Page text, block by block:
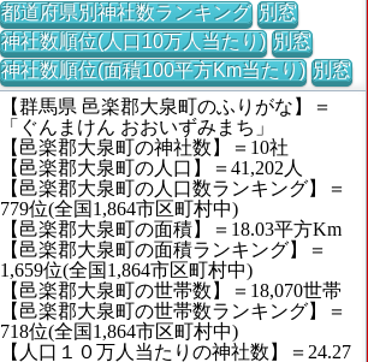
都道府県別神社数ランキング 別窓
神社数順位(人口10万人当たり) 別窓
神社数順位(面積100平方Km当たり) 別窓
【群馬県 邑楽郡大泉町のふりがな】＝
「ぐんまけん おおいずみまち」
【邑楽郡大泉町の神社数】＝10社
【邑楽郡大泉町の人口】＝41,202人
【邑楽郡大泉町の人口数ランキング】＝
779位(全国1,864市区町村中)
【邑楽郡大泉町の面積】＝18.03平方Km
【邑楽郡大泉町の面積ランキング】＝
1,659位(全国1,864市区町村中)
【邑楽郡大泉町の世帯数】＝18,070世帯
【邑楽郡大泉町の世帯数ランキング】＝
718位(全国1,864市区町村中)
【人口１０万人当たりの神社数】＝24.27